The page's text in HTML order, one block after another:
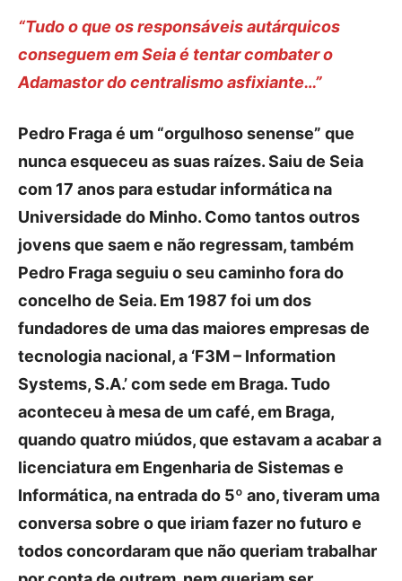
E-mail: jornalsantamarinha@gmail.com
Facebook Instagram Youtube
Ficha Técnica
“Tudo o que os responsáveis autárquicos
conseguem em Seia é tentar combater o
Adamastor do centralismo asfixiante…”
Pedro Fraga é um “orgulhoso senense” que
nunca esqueceu as suas raízes. Saiu de Seia
com 17 anos para estudar informática na
Universidade do Minho. Como tantos outros
jovens que saem e não regressam, também
Pedro Fraga seguiu o seu caminho fora do
concelho de Seia. Em 1987 foi um dos
fundadores de uma das maiores empresas de
tecnologia nacional, a ‘F3M – Information
Systems, S.A.’ com sede em Braga. Tudo
aconteceu à mesa de um café, em Braga,
quando quatro miúdos, que estavam a acabar a
licenciatura em Engenharia de Sistemas e
Informática, na entrada do 5º ano, tiveram uma
conversa sobre o que iriam fazer no futuro e
todos concordaram que não queriam trabalhar